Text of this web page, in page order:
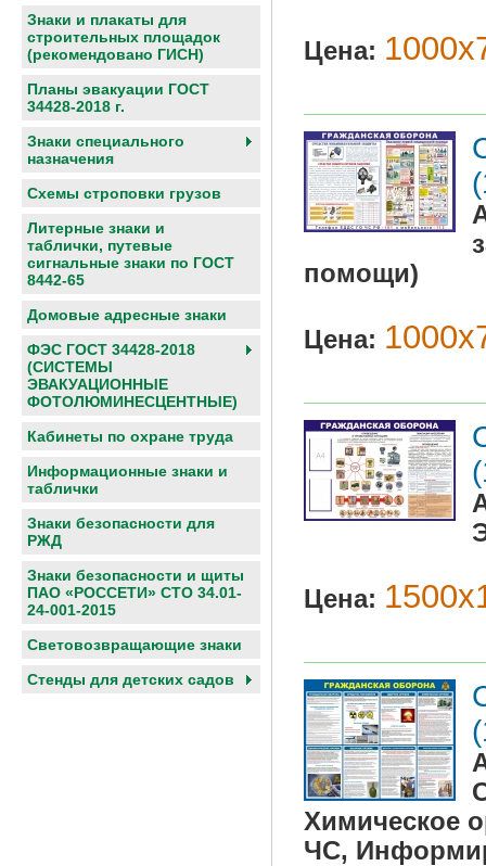
Знаки и плакаты для
строительных площадок
(рекомендовано ГИСН)
Планы эвакуации ГОСТ
34428-2018 г.
Знаки специального
назначения
Схемы строповки грузов
Литерные знаки и
таблички, путевые
сигнальные знаки по ГОСТ
8442-65
Домовые адресные знаки
ФЭС ГОСТ 34428-2018
(СИСТЕМЫ
ЭВАКУАЦИОННЫЕ
ФОТОЛЮМИНЕСЦЕНТНЫЕ)
Кабинеты по охране труда
Информационные знаки и
таблички
Знаки безопасности для
РЖД
Знаки безопасности и щиты
ПАО «РОССЕТИ» СТО 34.01-
24-001-2015
Световозвращающие знаки
Cтенды для детских садов
Цена:
помощи)
Цена:
Цена:
Химическое
ЧС,